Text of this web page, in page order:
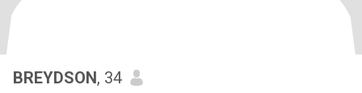
BREYDSON, 34